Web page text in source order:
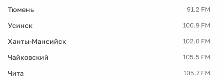
Тюмень 91.2 FM
Усинск 100.9 FM
Ханты-Мансийск 102.0 FM
Чайковский 105.5 FM
Чита 105.7 FM